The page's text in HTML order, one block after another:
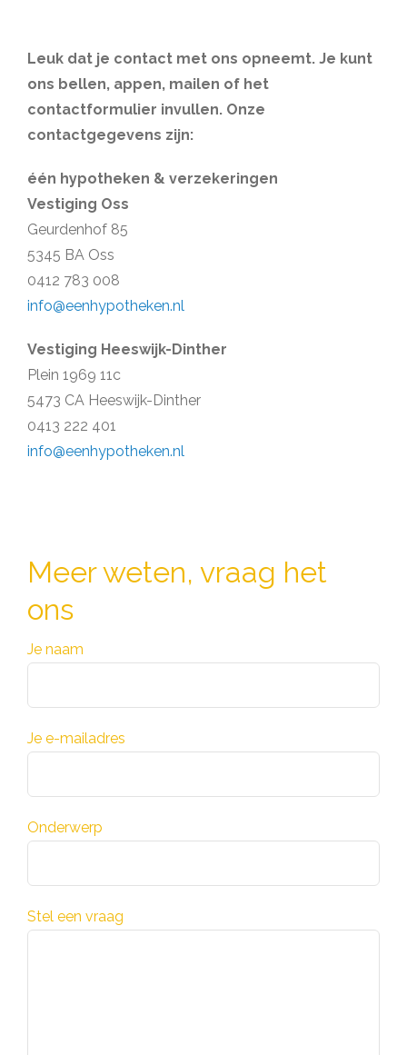
Leuk dat je contact met ons opneemt. Je kunt
ons bellen, appen, mailen of het
contactformulier invullen. Onze
contactgegevens zijn:
één hypotheken & verzekeringen
Vestiging Oss
Geurdenhof 85
5345 BA Oss
0412 783 008
info@eenhypotheken.nl
Vestiging Heeswijk-Dinther
Plein 1969 11c
5473 CA Heeswijk-Dinther
0413 222 401
info@eenhypotheken.nl
Meer weten, vraag het
ons
Je naam
Je e-mailadres
Onderwerp
Stel een vraag